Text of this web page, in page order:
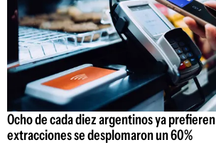
Ocho de cada diez argentinos ya
extracciones se desplomaron un 60%